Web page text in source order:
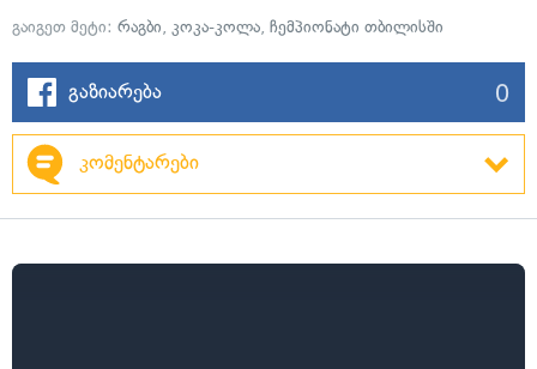
გაიგეთ მეტი: რაგბი, კოკა-კოლა, ჩემპიონატი თბილისში
გაზიარება 0
კომენტარები